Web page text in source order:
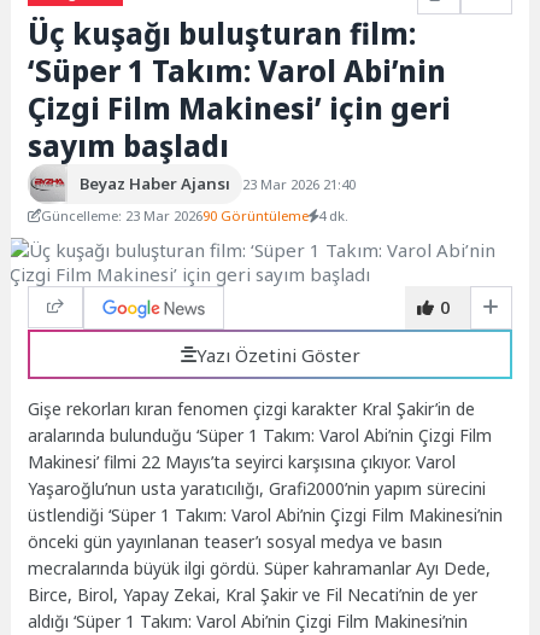
Üç kuşağı buluşturan film:
‘Süper 1 Takım: Varol Abi’nin
Çizgi Film Makinesi’ için geri
sayım başladı
Beyaz Haber Ajansı
23 Mar 2026 21:40
Güncelleme: 23 Mar 202690 Görüntüleme 4 dk.
0
Yazı Özetini Göster
Gişe rekorları kıran fenomen çizgi karakter Kral Şakir’in de
aralarında bulunduğu ‘Süper 1 Takım: Varol Abi’nin Çizgi Film
Makinesi’ filmi 22 Mayıs’ta seyirci karşısına çıkıyor. Varol
Yaşaroğlu’nun usta yaratıcılığı, Grafi2000’nin yapım sürecini
üstlendiği ‘Süper 1 Takım: Varol Abi’nin Çizgi Film Makinesi’nin
önceki gün yayınlanan teaser’ı sosyal medya ve basın
mecralarında büyük ilgi gördü. Süper kahramanlar Ayı Dede,
Birce, Birol, Yapay Zekai, Kral Şakir ve Fil Necati’nin de yer
aldığı ‘Süper 1 Takım: Varol Abi’nin Çizgi Film Makinesi’nin